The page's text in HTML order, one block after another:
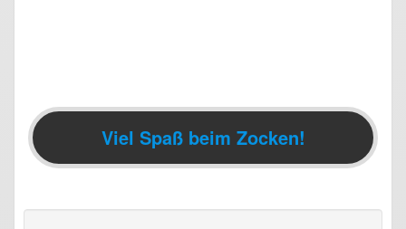
Viel Spaß beim Zocken!